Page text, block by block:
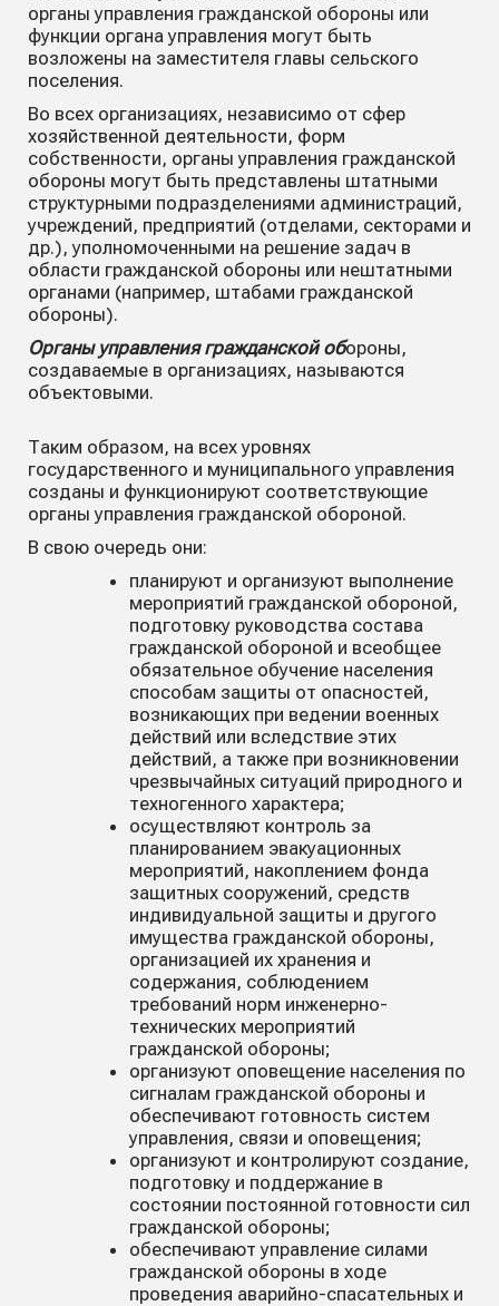
органы управления гражданской обороны или
функции органа управления могут быть
возложены на заместителя главы сельского
поселения.
Во всех организациях, независимо от сфер
хозяйственной деятельности, форм
собственности, органы управления гражданской
обороны могут быть представлены штатными
структурными подразделениями администраций,
учреждений, предприятий (отделами, секторами и
др.), уполномоченными на решение задач в
области гражданской обороны или нештатными
органами (например, штабами гражданской
обороны).
Органы управления гражданской обороны,
создаваемые в организациях, называются
объектовыми.
Таким образом, на всех уровнях
государственного и муниципального управления
созданы и функционируют соответствующие
органы управления гражданской обороной.
В свою очередь они:
планируют и организуют выполнение
мероприятий гражданской обороной,
подготовку руководства состава
гражданской обороной и всеобщее
обязательное обучение населения
способам защиты от опасностей,
возникающих при ведении военных
действий или вследствие этих
действий, а также при возникновении
чрезвычайных ситуаций природного и
техногенного характера;
осуществляют контроль за
планированием эвакуационных
мероприятий, накоплением фонда
защитных сооружений, средств
индивидуальной защиты и другого
имущества гражданской обороны,
организацией их хранения и
содержания, соблюдением
требований норм инженерно-
технических мероприятий
гражданской обороны;
организуют оповещение населения по
сигналам гражданской обороны и
обеспечивают готовность систем
управления, связи и оповещения;
организуют и контролируют создание,
подготовку и поддержание в
состоянии постоянной готовности сил
гражданской обороны;
обеспечивают управление силами
гражданской обороны в ходе
проведения аварийно-спасательных и